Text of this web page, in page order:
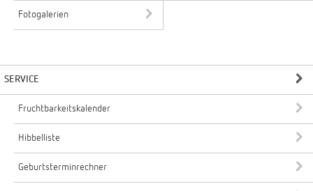
Fotogalerien
SERVICE
Fruchtbarkeitskalender
Hibbelliste
Geburtsterminrechner